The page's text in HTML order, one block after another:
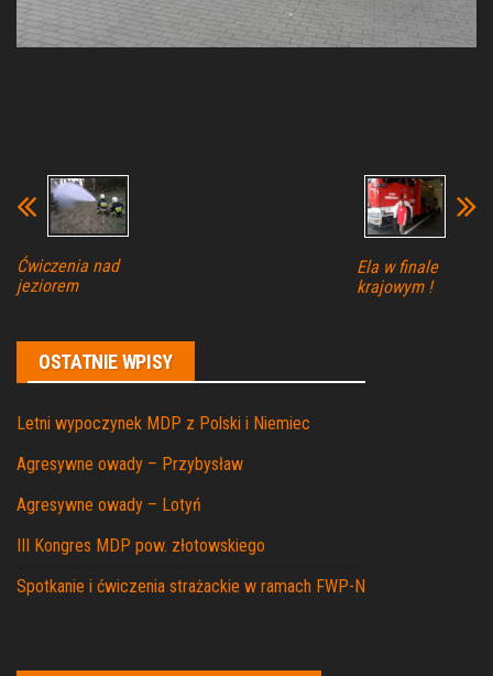
Ćwiczenia nad
jeziorem
Ela w finale
krajowym !
OSTATNIE WPISY
Letni wypoczynek MDP z Polski i Niemiec
Agresywne owady – Przybysław
Agresywne owady – Lotyń
III Kongres MDP pow. złotowskiego
Spotkanie i ćwiczenia strażackie w ramach FWP-N